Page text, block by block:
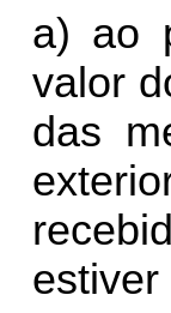
a) ao
valor
das